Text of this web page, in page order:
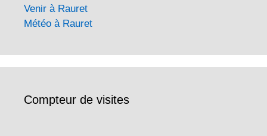
Venir à Rauret
Météo à Rauret
Compteur de visites